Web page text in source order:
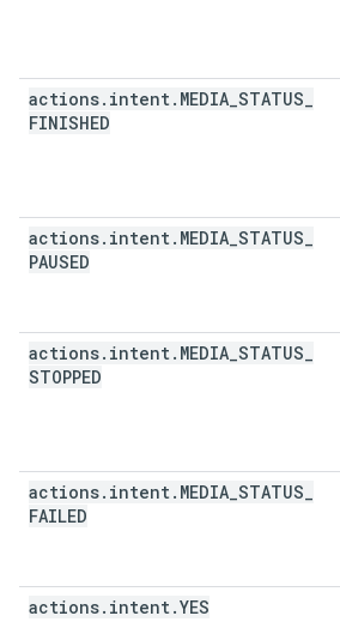
actions. intent . MEDIA STATUS
FINISHED
actions. intent . MEDIA STATUS
PAUSED
actions. intent . MEDIA STATUS
STOPPED
actions. intent . MEDIA STATUS
FAILED
actions. intent .YES